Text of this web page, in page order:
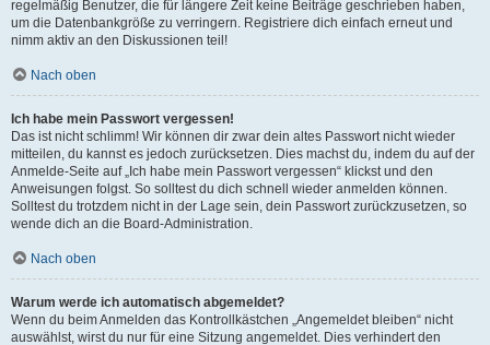
regelmäßig Benutzer, die für längere Zeit keine Beiträge geschrieben haben,
um die Datenbankgröße zu verringern. Registriere dich einfach erneut und
nimm aktiv an den Diskussionen teil!
Nach oben
Ich habe mein Passwort vergessen!
Das ist nicht schlimm! Wir können dir zwar dein altes Passwort nicht wieder
mitteilen, du kannst es jedoch zurücksetzen. Dies machst du, indem du auf der
Anmelde-Seite auf „Ich habe mein Passwort vergessen“ klickst und den
Anweisungen folgst. So solltest du dich schnell wieder anmelden können.
Solltest du trotzdem nicht in der Lage sein, dein Passwort zurückzusetzen, so
wende dich an die Board-Administration.
Nach oben
Warum werde ich automatisch abgemeldet?
Wenn du beim Anmelden das Kontrollkästchen „Angemeldet bleiben“ nicht
auswählst, wirst du nur für eine Sitzung angemeldet. Dies verhindert den